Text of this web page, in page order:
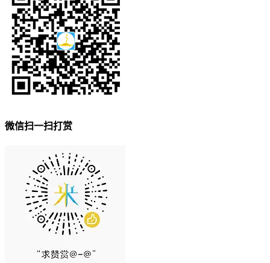
微信扫一扫打赏